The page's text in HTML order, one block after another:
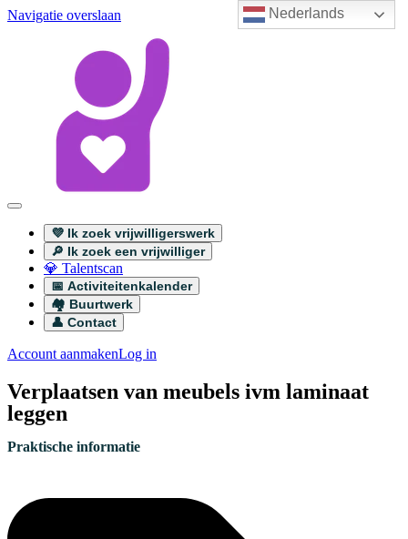
Nederlands
Navigatie overslaan
💜 Ik zoek vrijwilligerswerk
🔎 Ik zoek een vrijwilliger
💎 Talentscan
📅 Activiteitenkalender
🏘️ Buurtwerk
👤 Contact
Account aanmakenLog in
Verplaatsen van meubels ivm laminaat
leggen
Praktische informatie